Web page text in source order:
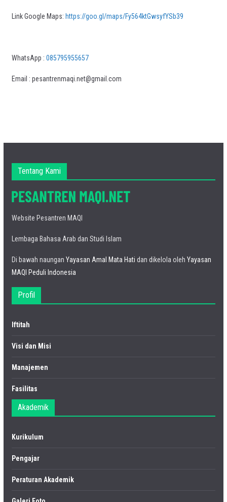
Link Google Maps: https://goo.gl/maps/Fy564ktGwsyfYSb39
WhatsApp : 085795955657
Email : pesantrenmaqi.net@gmail.com
Tentang Kami
Website Pesantren MAQI
Lembaga Bahasa Arab dan Studi Islam
Di bawah naungan Yayasan Amal Mata Hati dan dikelola oleh Yayasan
MAQI Peduli Indonesia
Profil
Iftitah
Visi dan Misi
Manajemen
Fasilitas
Akademik
Kurikulum
Pengajar
Peraturan Akademik